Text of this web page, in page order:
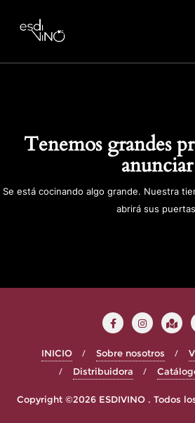
Tenemos grandes
anunciar
Se está cocinando algo grande. Nuestra
abrirá sus
INICIO Sobre nosotros
Distribuidora
Copyright ©2026 ESDIVINO . Todos